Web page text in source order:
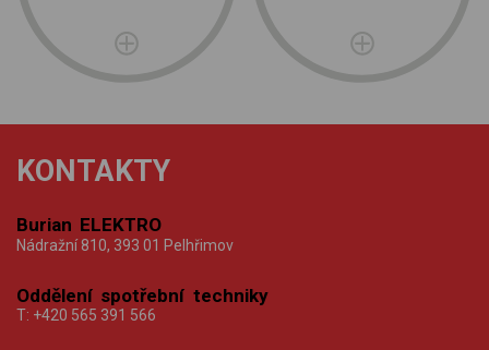
KONTAKTY
Burian ELEKTRO
Nádražní 810, 393 01 Pelhřimov
Oddělení spotřební techniky
T: +420 565 391 566